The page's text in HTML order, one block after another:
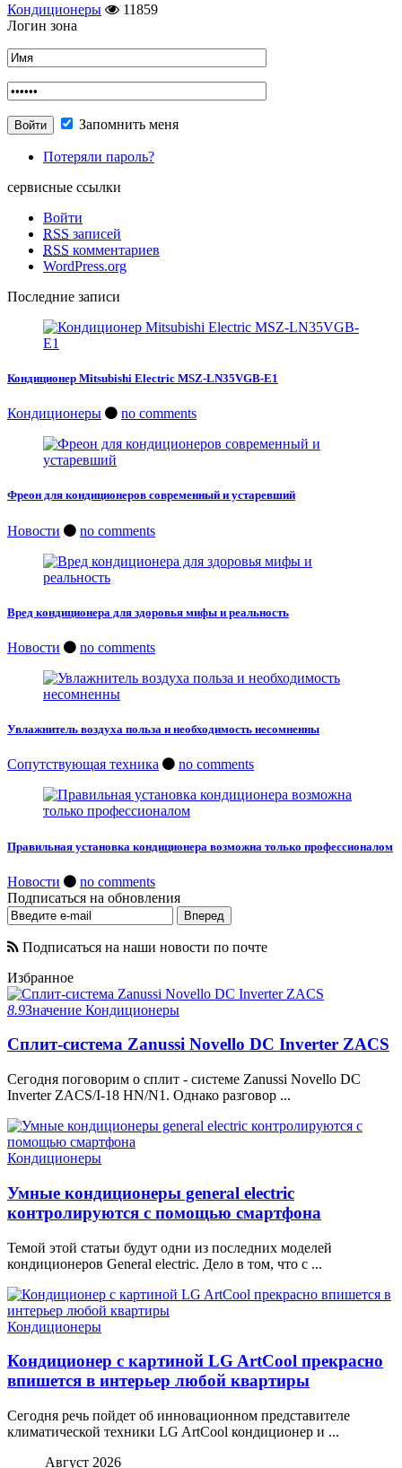
Кондиционеры
11859
Логин зона
Запомнить меня
Потеряли пароль?
сервисные ссылки
Войти
RSS записей
RSS комментариев
WordPress.org
Последние записи
Кондиционер Mitsubishi Electric MSZ-LN35VGB-E1
Кондиционеры no comments
Фреон для кондиционеров современный и устаревший
Новости no comments
Вред кондиционера для здоровья мифы и реальность
Новости no comments
Увлажнитель воздуха польза и необходимость несомненны
Сопутствующая техника no comments
Правильная установка кондиционера возможна только профессионалом
Новости
no comments
Подписаться на обновления
Подписаться на наши новости по почте
Избранное
8.9Значение Кондиционеры
Сплит-система Zanussi Novello DC Inverter ZACS
Сегодня поговорим о сплит - системе Zanussi Novello DC
Inverter ZACS/I-18 HN/N1. Однако разговор ...
Кондиционеры
Умные кондиционеры general electric
контролируются с помощью смартфона
Темой этой статьи будут одни из последних моделей
кондиционеров General electric. Дело в том, что с ...
Кондиционеры
Кондиционер с картиной LG ArtCool прекрасно
впишется в интерьер любой квартиры
Сегодня речь пойдет об инновационном представителе
климатической техники LG ArtCool кондиционер и ...
Август 2026